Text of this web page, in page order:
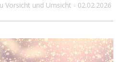
Vorsicht und Umsicht - 02.02.2026